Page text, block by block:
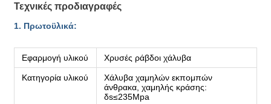
Τεχνικές προδιαγραφές
1. Πρωτοϋλικά:
Εφαρμογή υλικού Χρυσές ράβδοι χάλυβα
Κατηγορία υλικού
Χάλυβα χαμηλών εκπομπών
άνθρακα, χαμηλής κράσης:
δs≤235Mpa